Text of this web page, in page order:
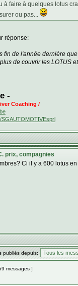
à faire à quelques lotus
ou pas...
réponse:
fin de l'année dernière
de couvrir les LOTUS
-
Coaching /
prix, compagnies
Ci il y a 600 lotus
publiés depuis:
messages ]